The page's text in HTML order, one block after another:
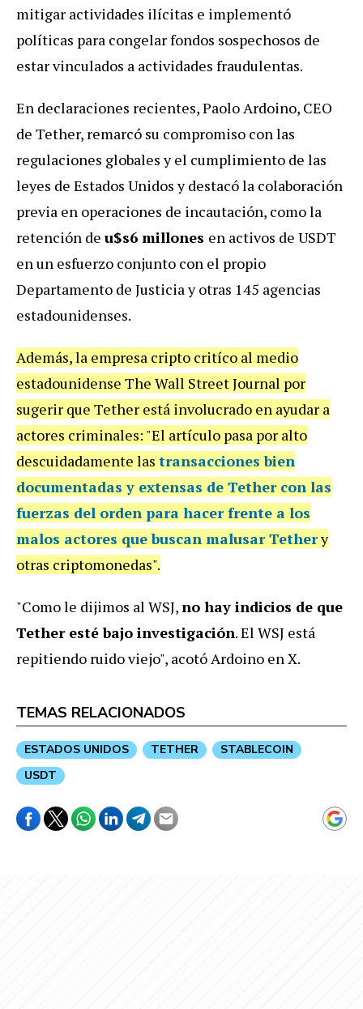
mitigar actividades ilícitas e implementó
políticas para congelar fondos sospechosos de
estar vinculados a actividades fraudulentas.
En declaraciones recientes, Paolo Ardoino, CEO
de Tether, remarcó su compromiso con las
regulaciones globales y el cumplimiento de las
leyes de Estados Unidos y destacó la colaboración
previa en operaciones de incautación, como la
retención de u$s6 millones en activos de USDT
en un esfuerzo conjunto con el propio
Departamento de Justicia y otras 145 agencias
estadounidenses.
Además, la empresa cripto critíco al medio
estadounidense The Wall Street Journal por
sugerir que Tether está involucrado en ayudar a
actores criminales: "El artículo pasa por alto
descuidadamente las transacciones bien
documentadas y extensas de Tether con las
fuerzas del orden para hacer frente a los
malos actores que buscan malusar Tethery
otras criptomonedas".
"Como le dijimos al WSJ,no hay indicios de que
Tether esté bajo investigación. El WSJ está
repitiendo ruido viejo", acotó Ardoino en X.
TEMAS RELACIONADOS
ESTADOS UNIDOS TETHER
STABLECOIN
USDT